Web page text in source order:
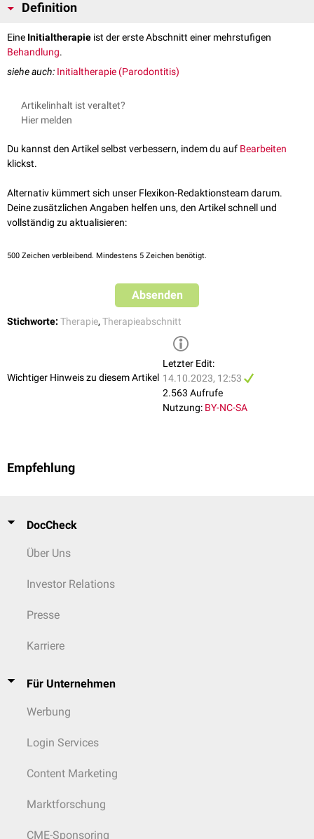
Definition
Eine Initialtherapie ist der erste Abschnitt einer mehrstufigen
Behandlung.
siehe auch: Initialtherapie (Parodontitis)
Artikelinhalt ist veraltet?
Hier melden
Du kannst den Artikel selbst verbessern, indem du auf Bearbeiten
klickst.
Alternativ kümmert sich unser Flexikon-Redaktionsteam darum.
Deine zusätzlichen Angaben helfen uns, den Artikel schnell und
vollständig zu aktualisieren:
500 Zeichen verbleibend. Mindestens 5 Zeichen benötigt.
Absenden
Stichworte: Therapie, Therapieabschnitt
Wichtiger Hinweis zu diesem Artikel
Letzter Edit:
14.10.2023, 12:53
2.563 Aufrufe
Nutzung: BY-NC-SA
Empfehlung
DocCheck
Über Uns
Investor Relations
Presse
Karriere
Für Unternehmen
Werbung
Login Services
Content Marketing
Marktforschung
CME-Sponsoring